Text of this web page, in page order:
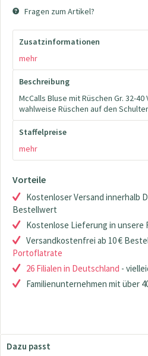
Fragen zum Artikel?
Zusatzinformationen
mehr
Beschreibung
McCalls Bluse mit Rüschen Gr. 32-
wahlweise Rüschen auf den
Staffelpreise
mehr
Vorteile
Kostenloser Versand innerhalb
Bestellwert
Kostenlose Lieferung in unsere
Versandkostenfrei ab 10 €
Portoflatrate
26 Filialen in Deutschland -
Familienunternehmen mit über
Dazu passt